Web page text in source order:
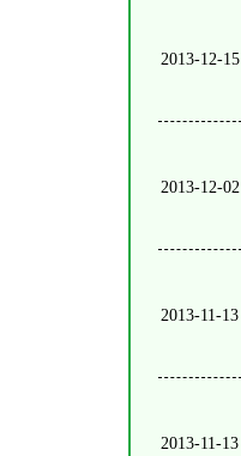
2013-12-15
2013-12-02
2013-11-13
2013-11-13